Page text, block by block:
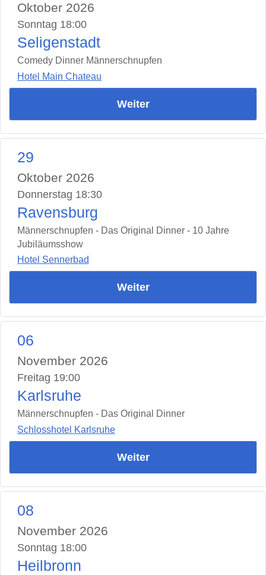
Oktober 2026
Sonntag 18:00
Seligenstadt
Comedy Dinner Männerschnupfen
Hotel Main Chateau
Weiter
29
Oktober 2026
Donnerstag 18:30
Ravensburg
Männerschnupfen - Das Original Dinner - 10 Jahre
Jubiläumsshow
Hotel Sennerbad
Weiter
06
November 2026
Freitag 19:00
Karlsruhe
Männerschnupfen - Das Original Dinner
Schlosshotel Karlsruhe
Weiter
08
November 2026
Sonntag 18:00
Heilbronn